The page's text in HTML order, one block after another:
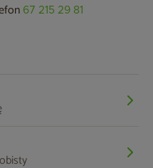
67 215 29 81